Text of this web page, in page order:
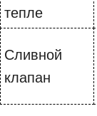
тепле
Сливной
клапан